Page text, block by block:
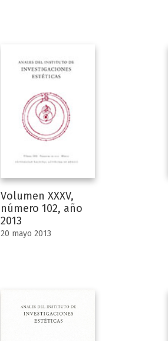
Volumen XXXV,
número 102, año
2013
20 mayo 2013